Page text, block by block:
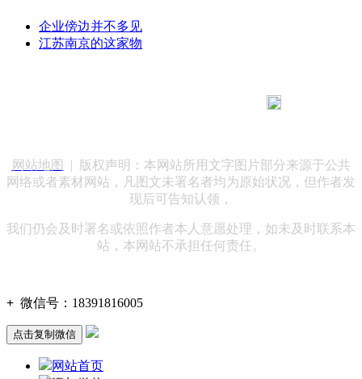
企业傍边并不多见
江苏南京的这家物
网站地图
| 版权声明：本网站所用文字图片部分来源于公共
网络或者素材网站，凡图文未署名者均为原始状况，但作者发
现后可告知认领，
我们仍会及时署名或依照作者本人意愿处理，如未及时联系本
站，本网站不承担任何责任。
+ 微信号： 18391816005
点击复制微信
网站首页